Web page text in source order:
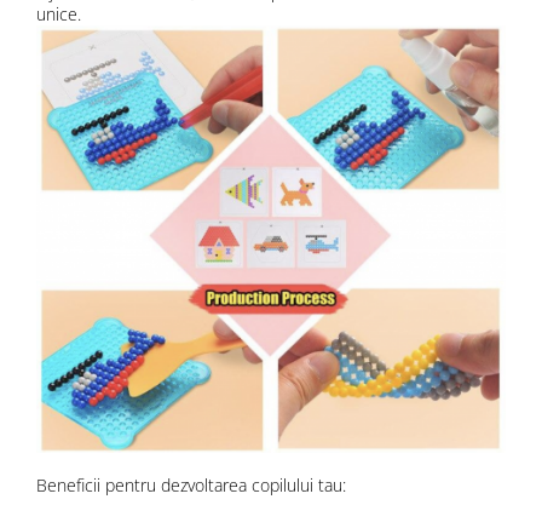
unice.
Beneficii pentru dezvoltarea copilului tau: